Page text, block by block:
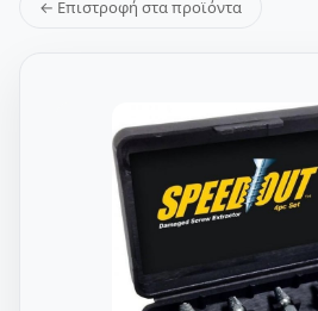
← Επιστροφή στα προϊόντα